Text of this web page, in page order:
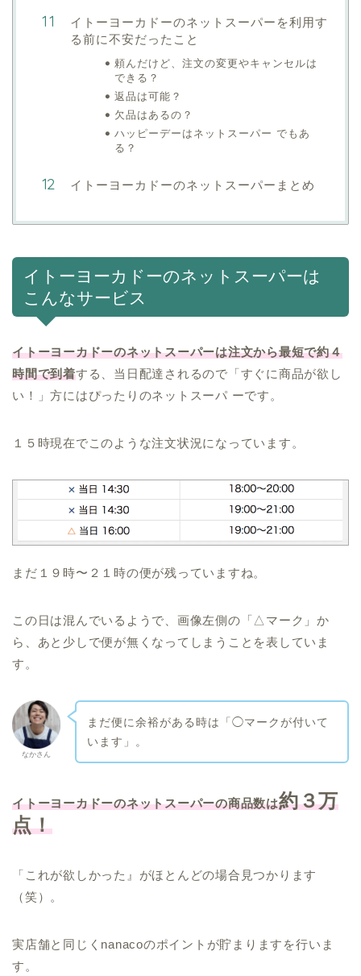
イトーヨーカドーのネットスーパーを利用す
る前に不安だったこと
頼んだけど、注文の変更やキャンセルは
できる？
返品は可能？
欠品はあるの？
ハッピーデーはネットスーパー でもあ
る？
イトーヨーカドーのネットスーパーまとめ
イトーヨーカドーのネットスーパーは
こんなサービス
イトーヨーカドーのネットスーパーは注文から最短で約４
時間で到着する、当日配達されるので「すぐに商品が欲し
い！」方にはぴったりのネットスーパ ーです。
１５時現在でこのような注文状況になっています。
まだ１９時〜２１時の便が残っていますね。
この日は混んでいるようで、画像左側の「△マーク」か
ら、あと少しで便が無くなってしまうことを表していま
す。
なかさん
まだ便に余裕がある時は「◯マークが付いて
います」。
イトーヨーカドーのネットスーパーの商品数は約３万
点！
「これが欲しかった』がほとんどの場合見つかります
（笑）。
実店舗と同じくnanacoのポイントが貯まりますを行いま
す。